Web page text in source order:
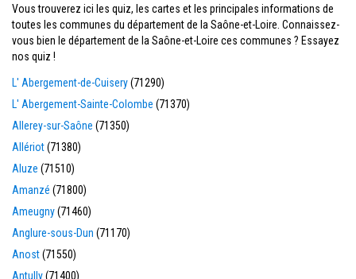
Vous trouverez ici les quiz, les cartes et les principales informations de
toutes les communes du département de la Saône-et-Loire. Connaissez-
vous bien le département de la Saône-et-Loire ces communes ? Essayez
nos quiz !
L' Abergement-de-Cuisery(71290)
L' Abergement-Sainte-Colombe (71370)
Allerey-sur-Saône (71350)
Allériot(71380)
Aluze (71510)
Amanzé (71800)
Ameugny(71460)
Anglure-sous-Dun (71170)
Anost(71550)
Antully(71400)